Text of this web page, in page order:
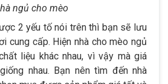
ngủ cho mèo
2 yếu tố nói trên thì bạn sẽ lưu
cung cấp. Hiện nhà cho mèo ngủ
liệu khác nhau, vì vậy mà giá
nhau. Bạn nên tìm đến nhà